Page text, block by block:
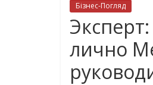
Бізнес-Погляд
лично